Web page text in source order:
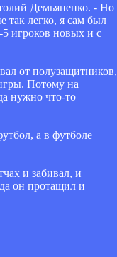
Демьяненко. - Но
так легко, я сам был
игроков новых и с
от полузащитников,
Потому на
нужно что-то
а в футболе
и забивал, и
он протащил и